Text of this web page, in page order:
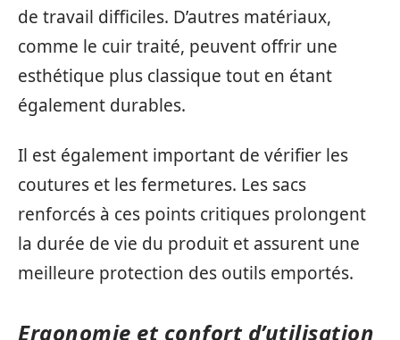
de travail difficiles. D’autres matériaux,
comme le cuir traité, peuvent offrir une
esthétique plus classique tout en étant
également durables.
Il est également important de vérifier les
coutures et les fermetures. Les sacs
renforcés à ces points critiques prolongent
la durée de vie du produit et assurent une
meilleure protection des outils emportés.
Ergonomie et confort d’utilisation